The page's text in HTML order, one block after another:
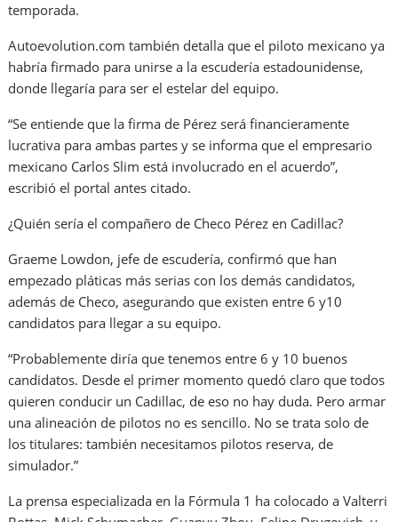
temporada.
Autoevolution.com también detalla que el piloto mexicano ya
habría firmado para unirse a la escudería estadounidense,
donde llegaría para ser el estelar del equipo.
“Se entiende que la firma de Pérez será financieramente
lucrativa para ambas partes y se informa que el empresario
mexicano Carlos Slim está involucrado en el acuerdo”,
escribió el portal antes citado.
¿Quién sería el compañero de Checo Pérez en Cadillac?
Graeme Lowdon, jefe de escudería, confirmó que han
empezado pláticas más serias con los demás candidatos,
además de Checo, asegurando que existen entre 6 y10
candidatos para llegar a su equipo.
“Probablemente diría que tenemos entre 6 y 10 buenos
candidatos. Desde el primer momento quedó claro que todos
quieren conducir un Cadillac, de eso no hay duda. Pero armar
una alineación de pilotos no es sencillo. No se trata solo de
los titulares: también necesitamos pilotos reserva, de
simulador.”
La prensa especializada en la Fórmula 1 ha colocado a Valterri